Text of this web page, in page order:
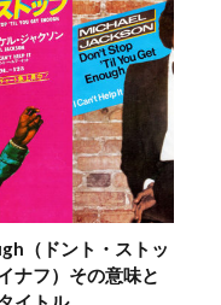
（ドント・ストッ
ナフ）その意味と